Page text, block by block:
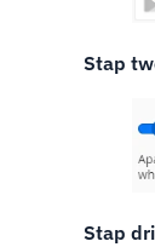
Stap
Stap